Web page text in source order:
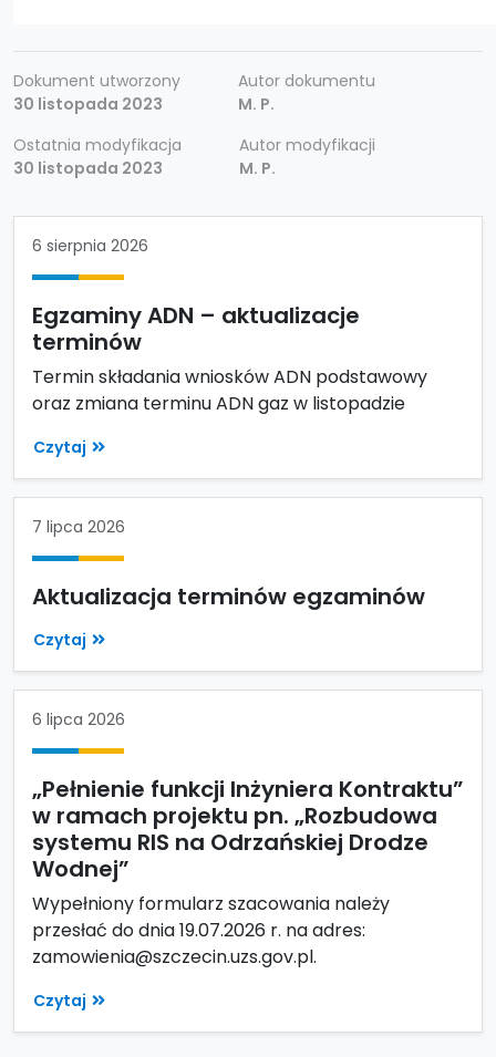
Dokument utworzony
30 listopada 2023
Autor dokumentu
M. P.
Ostatnia modyfikacja
30 listopada 2023
Autor modyfikacji
M. P.
6 sierpnia 2026
Egzaminy ADN – aktualizacje
terminów
Termin składania wniosków ADN podstawowy
oraz zmiana terminu ADN gaz w listopadzie
Czytaj
7 lipca 2026
Aktualizacja terminów egzaminów
Czytaj
6 lipca 2026
„Pełnienie funkcji Inżyniera Kontraktu”
w ramach projektu pn. „Rozbudowa
systemu RIS na Odrzańskiej Drodze
Wodnej”
Wypełniony formularz szacowania należy
przesłać do dnia 19.07.2026 r. na adres:
zamowienia@szczecin.uzs.gov.pl.
Czytaj